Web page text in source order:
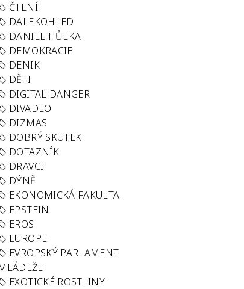
ČTENÍ
DALEKOHLED
DANIEL HŮLKA
DEMOKRACIE
DENIK
DĚTI
DIGITAL DANGER
DIVADLO
DIZMAS
DOBRÝ SKUTEK
DOTAZNÍK
DRAVCI
DÝNĚ
EKONOMICKÁ FAKULTA
EPSTEIN
EROS
EUROPE
EVROPSKÝ PARLAMENT
EXOTICKÉ ROSTLINY